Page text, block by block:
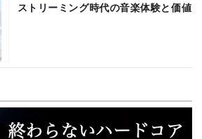
ストリーミング時代の音楽体験と価値